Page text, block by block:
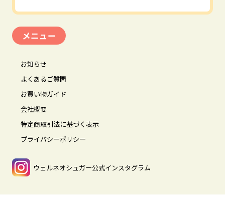
メニュー
お知らせ
よくあるご質問
お買い物ガイド
会社概要
特定商取引法に基づく表示
プライバシーポリシー
ウェルネオシュガー公式インスタグラム